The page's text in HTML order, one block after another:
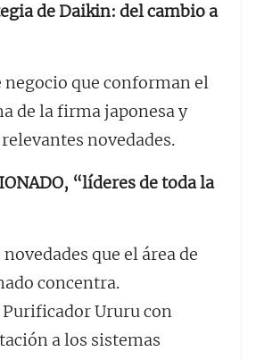
de Daikin: del cambio a
negocio que conforman el
de la firma japonesa y
novedades.
“líderes de toda la
que el área de
concentra.
Purificador Ururu con
a los sistemas